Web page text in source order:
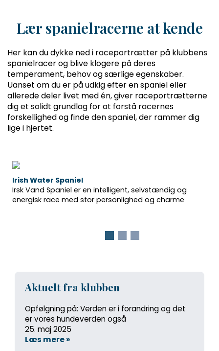
Lær spanielracerne at kende
Her kan du dykke ned i raceportrætter på klubbens
spanielracer og blive klogere på deres
temperament, behov og særlige egenskaber.
Uanset om du er på udkig efter en spaniel eller
allerede deler livet med én, giver raceportrætterne
dig et solidt grundlag for at forstå racernes
forskellighed og finde den spaniel, der rammer dig
lige i hjertet.
Irish Water Spaniel
Irsk Vand Spaniel er en intelligent, selvstændig og
energisk race med stor personlighed og charme
Aktuelt fra klubben
Opfølgning på: Verden er i forandring og det
er vores hundeverden også
25. maj 2025
Læs mere »